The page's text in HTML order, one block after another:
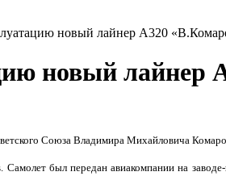
новый лайнер А320
новый лайнер
Союза Владимира Михайловича
был передан авиакомпании на